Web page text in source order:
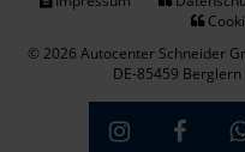
© 2026 Autocenter Schneider
DE-85459 Berglern